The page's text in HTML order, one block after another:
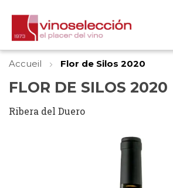
Accueil Flor de Silos 2020
FLOR DE SILOS 2020
Ribera del Duero